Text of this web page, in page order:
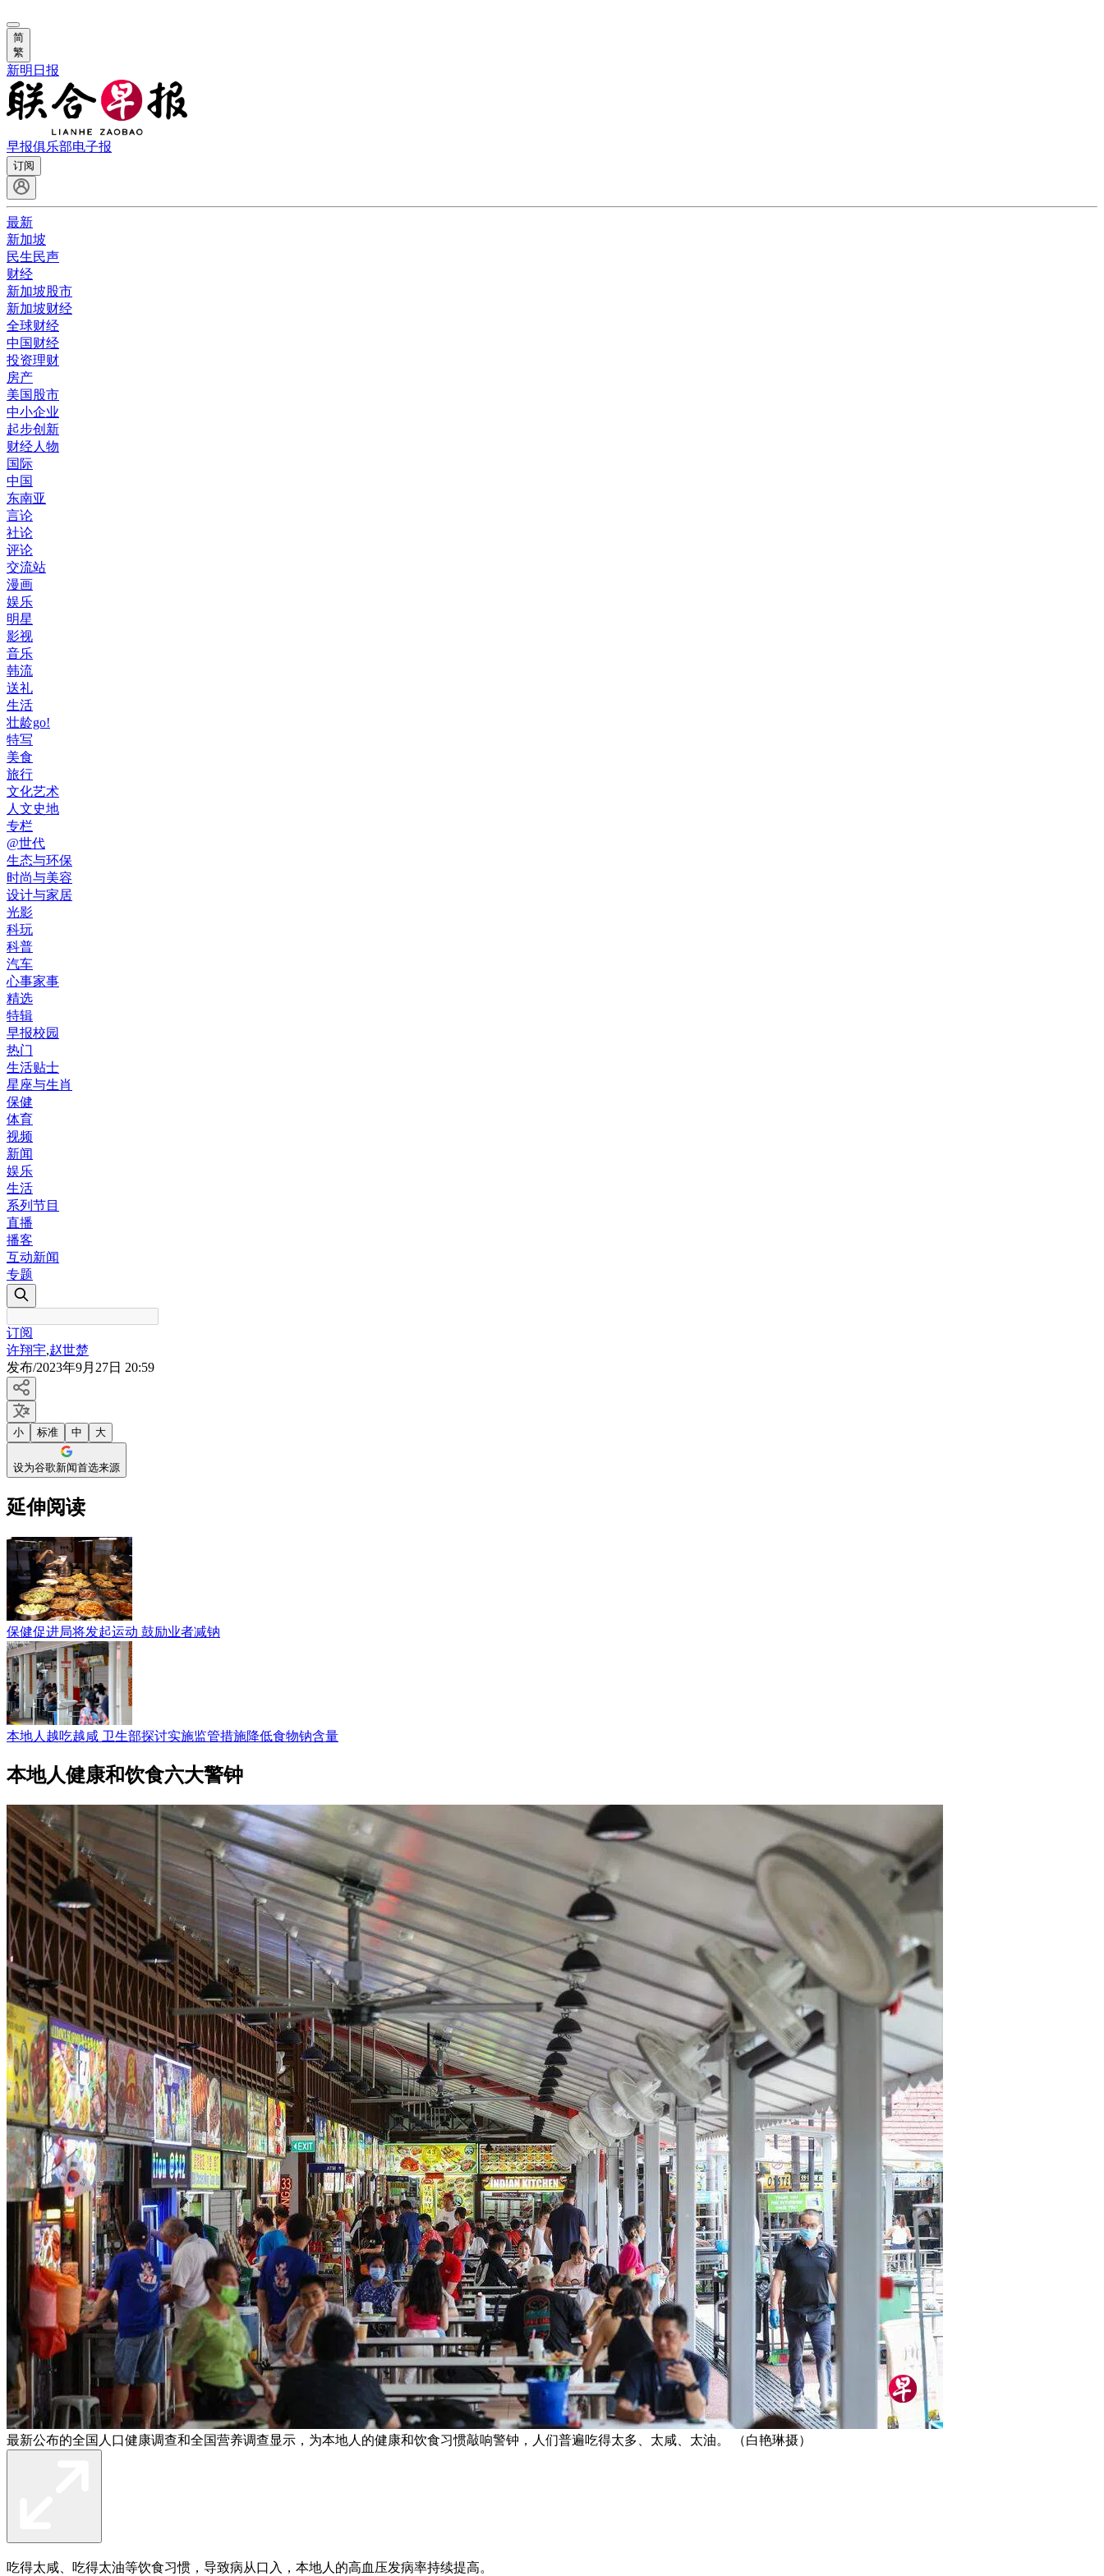
简
繁
新明日报
早报俱乐部电子报
订阅
最新
新加坡
民生民声
财经
新加坡股市
新加坡财经
全球财经
中国财经
投资理财
房产
美国股市
中小企业
起步创新
财经人物
国际
中国
东南亚
言论
社论
评论
交流站
漫画
娱乐
明星
影视
音乐
韩流
送礼
生活
壮龄go!
特写
美食
旅行
文化艺术
人文史地
专栏
@世代
生态与环保
时尚与美容
设计与家居
光影
科玩
科普
汽车
心事家事
精选
特辑
早报校园
热门
生活贴士
星座与生肖
保健
体育
视频
新闻
娱乐
生活
系列节目
直播
播客
互动新闻
专题
订阅
许翔宇,赵世楚
发布/2023年9月27日 20:59
小 标准 中 大
设为谷歌新闻首选来源
延伸阅读
保健促进局将发起运动 鼓励业者减钠
本地人越吃越咸 卫生部探讨实施监管措施降低食物钠含量
本地人健康和饮食六大警钟
最新公布的全国人口健康调查和全国营养调查显示，为本地人的健康和饮食习惯敲响警钟，人们普遍吃得太多、太咸、太油。 （白艳琳摄）
吃得太咸、吃得太油等饮食习惯，导致病从口入，本地人的高血压发病率持续提高。